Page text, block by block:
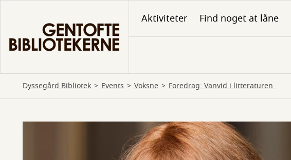
hovedindhold
Aktiviteter Find noget at låne
Dyssegård Bibliotek Events Voksne Foredrag: Vanvid i litteraturen